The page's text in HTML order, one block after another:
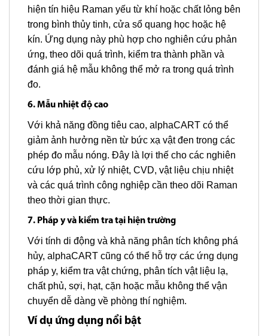
hiện tín hiệu Raman yếu từ khí hoặc chất lỏng bên
trong bình thủy tinh, cửa sổ quang học hoặc hệ
kín. Ứng dụng này phù hợp cho nghiên cứu phản
ứng, theo dõi quá trình, kiểm tra thành phần và
đánh giá hệ mẫu không thể mở ra trong quá trình
đo.
6. Mẫu nhiệt độ cao
Với khả năng đồng tiêu cao, alphaCART có thể
giảm ảnh hưởng nền từ bức xạ vật đen trong các
phép đo mẫu nóng. Đây là lợi thế cho các nghiên
cứu lớp phủ, xử lý nhiệt, CVD, vật liệu chịu nhiệt
và các quá trình công nghiệp cần theo dõi Raman
theo thời gian thực.
7. Pháp y và kiểm tra tại hiện trường
Với tính di động và khả năng phân tích không phá
hủy, alphaCART cũng có thể hỗ trợ các ứng dụng
pháp y, kiểm tra vật chứng, phân tích vật liệu lạ,
chất phủ, sợi, hạt, cặn hoặc mẫu không thể vận
chuyển dễ dàng về phòng thí nghiệm.
Ví dụ ứng dụng nổi bật